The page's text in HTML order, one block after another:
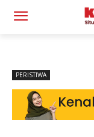
PERISTIWA